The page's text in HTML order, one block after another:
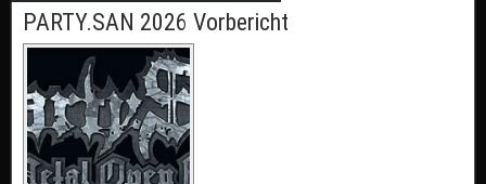
PARTY.SAN 2026 Vorbericht